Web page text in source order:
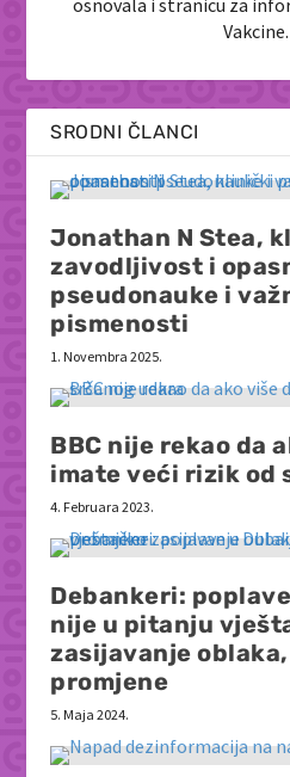
osnovala i stranicu za
SRODNI ČLANCI
Jonathan N Stea,
zavodljivost i
pseudonauke i
pismenosti
1. Novembra 2025.
BBC nije rekao da
imate veći rizik od
4. Februara 2023.
Debankeri:
nije u pitanju
zasijavanje
promjene
5. Maja 2024.